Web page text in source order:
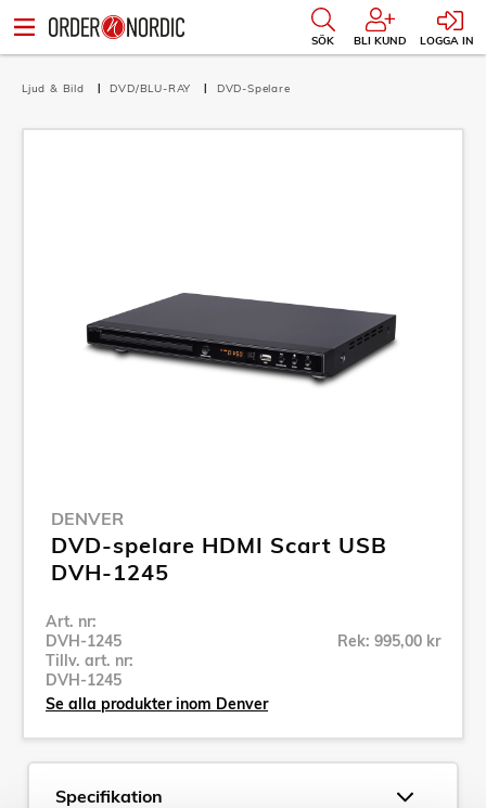
SÖK BLI KUND LOGGA IN
Ljud & Bild DVD/BLU-RAY DVD-Spelare
DENVER
DVD-spelare HDMI Scart USB
DVH-1245
Art. nr:
DVH-1245
Tillv. art. nr:
DVH-1245
Rek: 995,00 kr
Se alla produkter inom Denver
Specifikation